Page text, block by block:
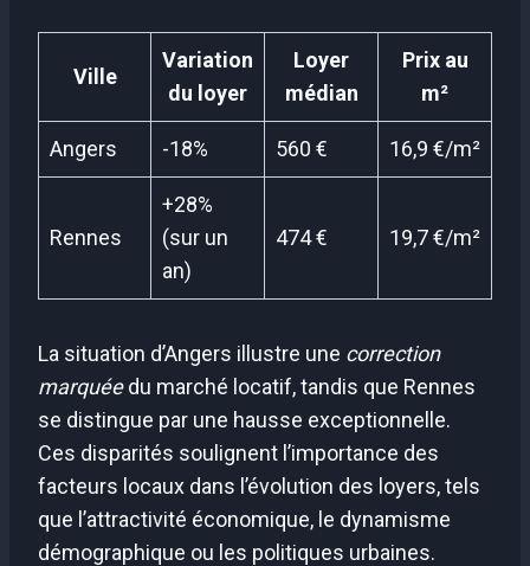
Ville
Variation
du loyer
Loyer
médian
Prix au
m²
Angers -18% 560 € 16,9 €/m²
Rennes
+28%
(sur un
an)
474 € 19,7 €/m²
La situation d’Angers illustre une correction
marquéedu marché locatif, tandis que Rennes
se distingue par une hausse exceptionnelle.
Ces disparités soulignent l’importance des
facteurs locaux dans l’évolution des loyers, tels
que l’attractivité économique, le dynamisme
démographique ou les politiques urbaines.